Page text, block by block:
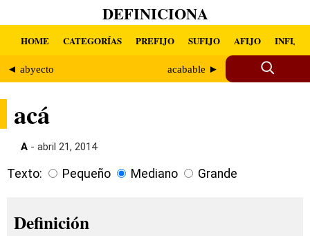
DEFINICIONA
HOME CATEGORÍAS PREFIJO SUFIJO AFIJO INFIJO
◄ abyecto acabable ►
acá
A - abril 21, 2014
Texto: Pequeño Mediano Grande
Definición